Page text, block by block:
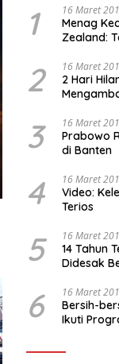
1 16 Maret
Menag
Zealand:
2 16 Maret
2 Hari
3 16 Maret
Prabowo
di Banten
4 16 Maret
Video:
Terios
5 16 Maret
14 Tahun
Didesak
6 16 Maret
Bersih-
Ikuti